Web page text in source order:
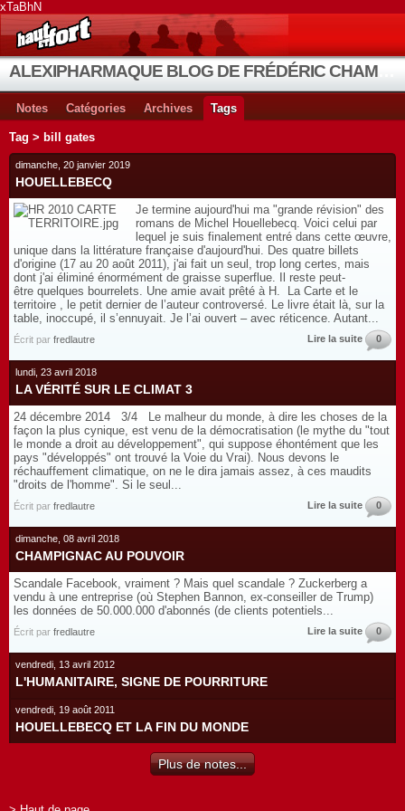
xTaBhN
Notes Catégories Archives Tags
Tag > bill gates
dimanche, 20 janvier 2019
HOUELLEBECQ
Je termine aujourd'hui ma "grande révision" des
romans de Michel Houellebecq. Voici celui par
lequel je suis finalement entré dans cette œuvre,
unique dans la littérature française d'aujourd'hui. Des quatre billets
d'origine (17 au 20 août 2011), j'ai fait un seul, trop long certes, mais
dont j'ai éliminé énormément de graisse superflue. Il reste peut-
être quelques bourrelets. Une amie avait prêté à H. La Carte et le
territoire , le petit dernier de l’auteur controversé. Le livre était là, sur la
table, inoccupé, il s’ennuyait. Je l’ai ouvert – avec réticence. Autant...
Écrit par fredlautre Lire la suite 0
lundi, 23 avril 2018
LA VÉRITÉ SUR LE CLIMAT 3
24 décembre 2014 3/4 Le malheur du monde, à dire les choses de la
façon la plus cynique, est venu de la démocratisation (le mythe du "tout
le monde a droit au développement", qui suppose éhontément que les
pays "développés" ont trouvé la Voie du Vrai). Nous devons le
réchauffement climatique, on ne le dira jamais assez, à ces maudits
"droits de l'homme". Si le seul...
Écrit par fredlautre Lire la suite 0
dimanche, 08 avril 2018
CHAMPIGNAC AU POUVOIR
Scandale Facebook, vraiment ? Mais quel scandale ? Zuckerberg a
vendu à une entreprise (où Stephen Bannon, ex-conseiller de Trump)
les données de 50.000.000 d'abonnés (de clients potentiels...
Écrit par fredlautre Lire la suite 0
vendredi, 13 avril 2012
L'HUMANITAIRE, SIGNE DE POURRITURE
vendredi, 19 août 2011
HOUELLEBECQ ET LA FIN DU MONDE
Plus de notes...